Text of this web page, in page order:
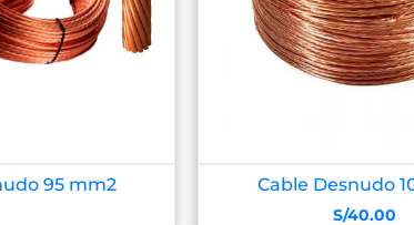
95 mm2 Cable Desnudo
S/40.00